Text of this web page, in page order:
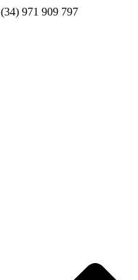
(34) 971 909 797